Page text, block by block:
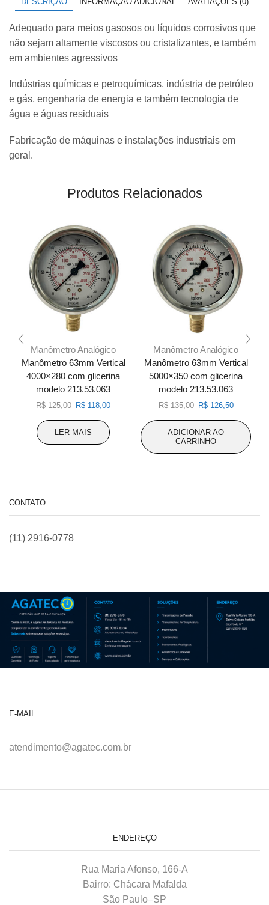
Adequado para meios gasosos ou líquidos corrosivos que
não sejam altamente viscosos ou cristalizantes, e também
em ambientes agressivos
Indústrias químicas e petroquímicas, indústria de petróleo
e gás, engenharia de energia e também tecnologia de
água e águas residuais
Fabricação de máquinas e instalações industriais em
geral.
Produtos Relacionados
Manômetro Analógico
Manômetro 63mm Vertical
4000×280 com glicerina
modelo 213.53.063
R$125,00 O
original
R$ 118,00O
R$ 118,00.
LER MAIS
Manômetro Analógico
Manômetro 63mm Vertical
5000×350 com glicerina
modelo 213.53.063
R$135,00 O
original
era:
R$126,50O
atual
R$
ADICIONAR AO
CARRINHO
CONTATO
(11) 2916-0778
E-MAIL
atendimento@agatec.com.br
ENDEREÇO
Rua Maria Afonso, 166-A
Bairro: Chácara Mafalda
São Paulo–SP